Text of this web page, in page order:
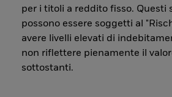
per i titoli a reddito fisso. Questi
possono essere soggetti al
avere livelli elevati di
non riflettere pienamente il
sottostanti.